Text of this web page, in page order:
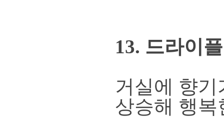
13. 드라이
거실에 향
상승해 행복